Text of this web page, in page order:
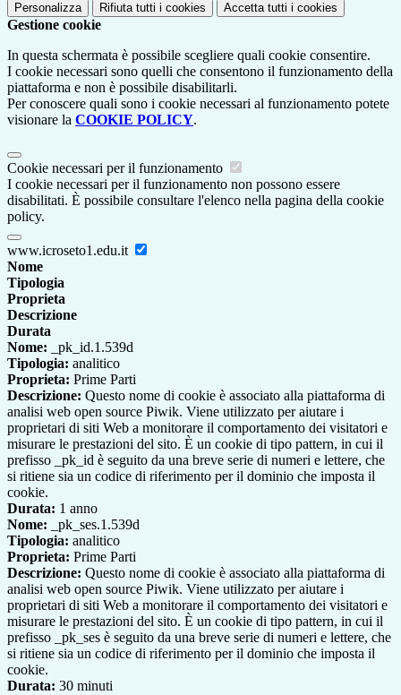
Personalizza Rifiuta tutti i cookies Accetta tutti i cookies
Gestione cookie
In questa schermata è possibile scegliere quali cookie consentire.
I cookie necessari sono quelli che consentono il funzionamento della
piattaforma e non è possibile disabilitarli.
Per conoscere quali sono i cookie necessari al funzionamento potete
visionare la COOKIE POLICY.
Cookie necessari per il funzionamento
I cookie necessari per il funzionamento non possono essere
disabilitati. È possibile consultare l'elenco nella pagina della cookie
policy.
www.icroseto1.edu.it
Nome
Tipologia
Proprieta
Descrizione
Durata
Nome: _pk_id.1.539d
Tipologia: analitico
Proprieta: Prime Parti
Descrizione: Questo nome di cookie è associato alla piattaforma di
analisi web open source Piwik. Viene utilizzato per aiutare i
proprietari di siti Web a monitorare il comportamento dei visitatori e
misurare le prestazioni del sito. È un cookie di tipo pattern, in cui il
prefisso _pk_id è seguito da una breve serie di numeri e lettere, che
si ritiene sia un codice di riferimento per il dominio che imposta il
cookie.
Durata: 1 anno
Nome: _pk_ses.1.539d
Tipologia: analitico
Proprieta: Prime Parti
Descrizione: Questo nome di cookie è associato alla piattaforma di
analisi web open source Piwik. Viene utilizzato per aiutare i
proprietari di siti Web a monitorare il comportamento dei visitatori e
misurare le prestazioni del sito. È un cookie di tipo pattern, in cui il
prefisso _pk_ses è seguito da una breve serie di numeri e lettere, che
si ritiene sia un codice di riferimento per il dominio che imposta il
cookie.
Durata: 30 minuti